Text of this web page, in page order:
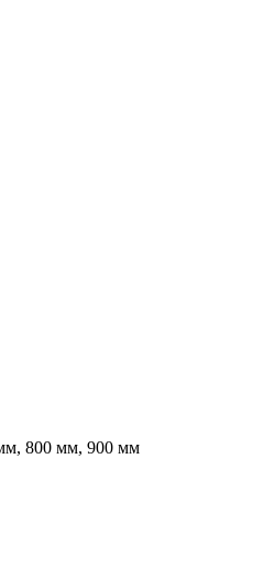
800 мм, 900 мм